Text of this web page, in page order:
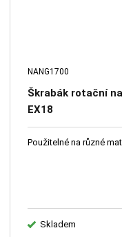
NANG1700
Škrabák rotační
EX18
Použitelné na různé
Skladem